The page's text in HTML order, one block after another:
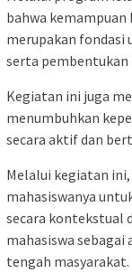
bahwa
merupakan fondasi
serta pembentukan
Kegiatan ini juga
menumbuhkan
secara aktif dan
Melalui kegiatan
mahasiswanya
secara kontekstual
mahasiswa sebagai
tengah masyarakat.